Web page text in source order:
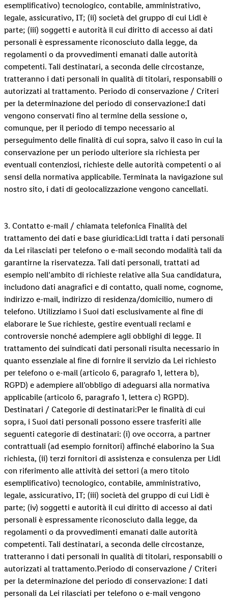
esemplificativo) tecnologico, contabile, amministrativo,
legale, assicurativo, IT; (ii) società del gruppo di cui Lidl è
parte; (iii) soggetti e autorità il cui diritto di accesso ai dati
personali è espressamente riconosciuto dalla legge, da
regolamenti o da provvedimenti emanati dalle autorità
competenti. Tali destinatari, a seconda delle circostanze,
tratteranno i dati personali in qualità di titolari, responsabili o
autorizzati al trattamento. Periodo di conservazione / Criteri
per la determinazione del periodo di conservazione:I dati
vengono conservati fino al termine della sessione o,
comunque, per il periodo di tempo necessario al
perseguimento delle finalità di cui sopra, salvo il caso in cui la
conservazione per un periodo ulteriore sia richiesta per
eventuali contenziosi, richieste delle autorità competenti o ai
sensi della normativa applicabile. Terminata la navigazione sul
nostro sito, i dati di geolocalizzazione vengono cancellati.
3. Contatto e-mail / chiamata telefonica Finalità del
trattamento dei dati e base giuridica:Lidl tratta i dati personali
da Lei rilasciati per telefono o e-mail secondo modalità tali da
garantirne la riservatezza. Tali dati personali, trattati ad
esempio nell’ambito di richieste relative alla Sua candidatura,
includono dati anagrafici e di contatto, quali nome, cognome,
indirizzo e-mail, indirizzo di residenza/domicilio, numero di
telefono. Utilizziamo i Suoi dati esclusivamente al fine di
elaborare le Sue richieste, gestire eventuali reclami e
controversie nonché adempiere agli obblighi di legge. Il
trattamento dei suindicati dati personali risulta necessario in
quanto essenziale al fine di fornire il servizio da Lei richiesto
per telefono o e-mail (articolo 6, paragrafo 1, lettera b),
RGPD) e adempiere all’obbligo di adeguarsi alla normativa
applicabile (articolo 6, paragrafo 1, lettera c) RGPD).
Destinatari / Categorie di destinatari:Per le finalità di cui
sopra, i Suoi dati personali possono essere trasferiti alle
seguenti categorie di destinatari: (i) ove occorra, a partner
contrattuali (ad esempio fornitori) affinché elaborino la Sua
richiesta, (ii) terzi fornitori di assistenza e consulenza per Lidl
con riferimento alle attività dei settori (a mero titolo
esemplificativo) tecnologico, contabile, amministrativo,
legale, assicurativo, IT; (iii) società del gruppo di cui Lidl è
parte; (iv) soggetti e autorità il cui diritto di accesso ai dati
personali è espressamente riconosciuto dalla legge, da
regolamenti o da provvedimenti emanati dalle autorità
competenti. Tali destinatari, a seconda delle circostanze,
tratteranno i dati personali in qualità di titolari, responsabili o
autorizzati al trattamento.Periodo di conservazione / Criteri
per la determinazione del periodo di conservazione: I dati
personali da Lei rilasciati per telefono o e-mail vengono